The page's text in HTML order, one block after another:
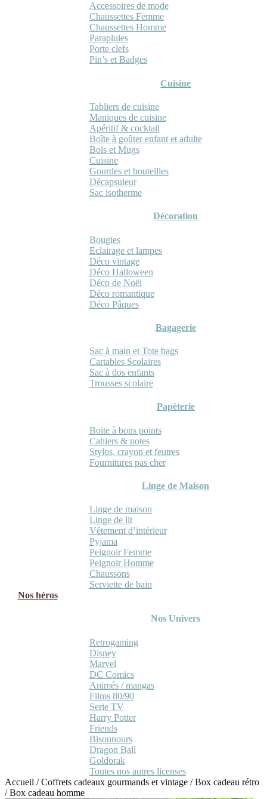
Accessoires de mode
Chaussettes Femme
Chaussettes Homme
Parapluies
Porte clefs
Pin’s et Badges
Cuisine
Tabliers de cuisine
Maniques de cuisine
Apéritif & cocktail
Boîte à goûter enfant et adulte
Bols et Mugs
Cuisine
Gourdes et bouteilles
Décapsuleur
Sac isotherme
Décoration
Bougies
Eclairage et lampes
Déco vintage
Déco Halloween
Déco de Noël
Déco romantique
Déco Pâques
Bagagerie
Sac à main et Tote bags
Cartables Scolaires
Sac à dos enfants
Trousses scolaire
Papèterie
Boite à bons points
Cahiers & notes
Stylos, crayon et feutres
Fournitures pas cher
Linge de Maison
Linge de maison
Linge de lit
Vêtement d’intérieur
Pyjama
Peignoir Femme
Peignoir Homme
Chaussons
Serviette de bain
Nos héros
Nos Univers
Retrogaming
Disney
Marvel
DC Comics
Animés / mangas
Films 80/90
Serie TV
Harry Potter
Friends
Bisounours
Dragon Ball
Goldorak
Toutes nos autres licenses
Accueil /Coffrets cadeaux gourmands et vintage /Box cadeau rétro
/Box cadeau homme